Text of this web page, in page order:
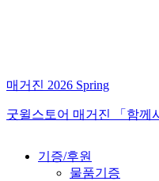
매거진 2026 Spring
굿윌스토어 매거진 「함께
기증/후원
물품기증